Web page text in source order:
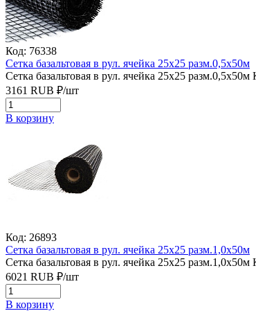
Код: 76338
Сетка базальтовая в рул. ячейка 25х25 разм.0,5х50м
Сетка базальтовая в рул. ячейка 25х25 разм.0,5х50м
3161 RUB ₽/шт
В корзину
Код: 26893
Сетка базальтовая в рул. ячейка 25х25 разм.1,0х50м
Сетка базальтовая в рул. ячейка 25х25 разм.1,0х50м
6021 RUB ₽/шт
В корзину